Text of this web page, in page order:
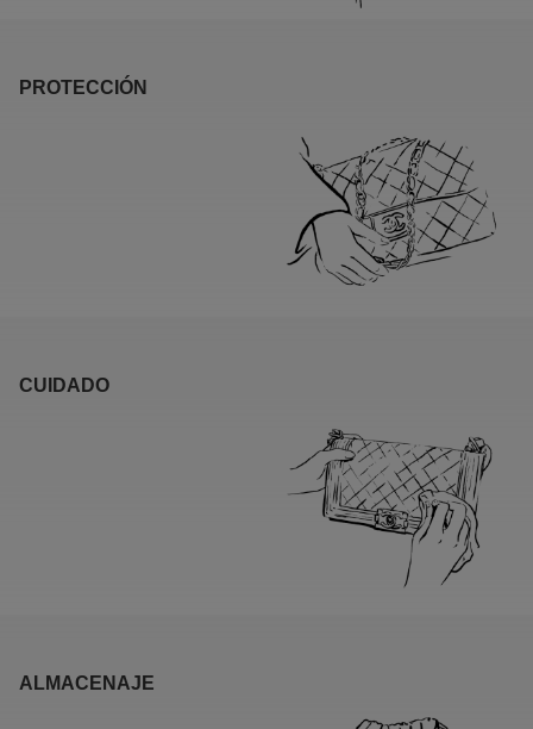
PROTECCIÓN
CUIDADO
ALMACENAJE